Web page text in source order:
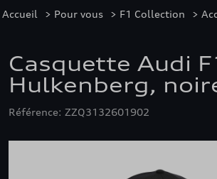
Accueil > Pour vous > F1 Collection >
Casquette Audi
Hulkenberg,
Référence: ZZQ3132601902